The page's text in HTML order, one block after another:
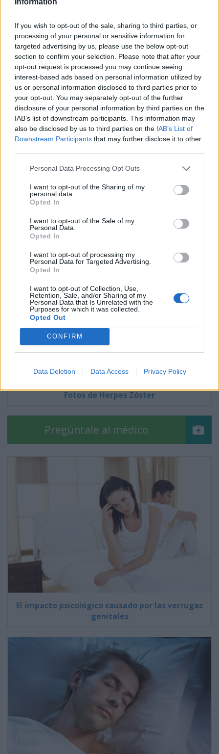
If you wish to opt-out of the sale, sharing to third parties, or
processing of your personal or sensitive information for
targeted advertising by us, please use the below opt-out
section to confirm your selection. Please note that after your
opt-out request is processed you may continue seeing
interest-based ads based on personal information utilized by
us or personal information disclosed to third parties prior to
your opt-out. You may separately opt-out of the further
disclosure of your personal information by third parties on the
IAB’s list of downstream participants. This information may
also be disclosed by us to third parties on the IAB’s List of
Downstream Participants that may further disclose it to other
Personal Data Processing Opt Outs
I want to opt-out of the Sharing of my
personal data.
Opted In
I want to opt-out of the Sale of my
Personal Data.
Opted In
I want to opt-out of processing my
Personal Data for Targeted Advertising.
Opted In
I want to opt-out of Collection, Use,
Retention, Sale, and/or Sharing of my
Personal Data that Is Unrelated with the
Purposes for which it was collected.
Opted Out
CONFIRM
Data Deletion Data Access Privacy Policy
Suscríbete al boletín
Síntomas de cáncer de mama
Fotos de Herpes Zóster
Pregúntale al médico
El impacto psicológico causado por las verrugas
genitales